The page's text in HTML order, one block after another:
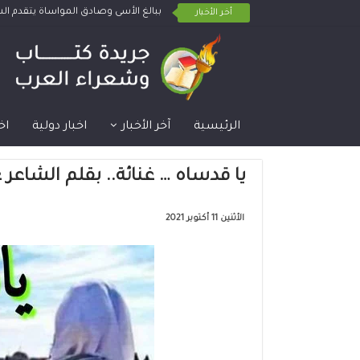
أخر الأخبار ببالغ الأسى وصادق المواساة
الرئيسية آخر الأخبار اخبار دولية
يا قدساه … غنائة.. بقلم الشاعر
الأثنين 11 أكتوبر 2021